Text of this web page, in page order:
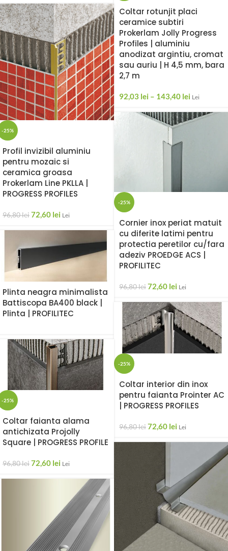
Coltar rotunjit placi
ceramice subtiri
Prokerlam Jolly Progress
Profiles | aluminiu
anodizat argintiu, cromat
sau auriu | H 4,5 mm, bara
2,7 m
92,03 lei – 143,40 lei Lei
-25%
Profil invizibil aluminiu
pentru mozaic si
ceramica groasa
Prokerlam Line PKLLA |
PROGRESS PROFILES
96,80lei72,60 lei Lei
-25%
Cornier inox periat matuit
cu diferite latimi pentru
protectia peretilor cu/fara
adeziv PROEDGE ACS |
PROFILITEC
96,80lei72,60 lei Lei
Plinta neagra minimalista
Battiscopa BA400 black |
Plinta | PROFILITEC
-25%
Coltar interior din inox
pentru faianta Prointer AC
| PROGRESS PROFILES
96,80lei72,60 lei Lei
-25%
Coltar faianta alama
antichizata Projolly
Square | PROGRESS PROFILE
96,80lei72,60 lei Lei